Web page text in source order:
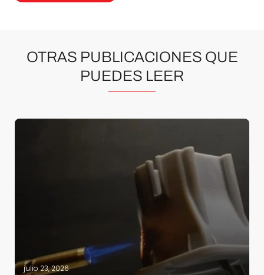
OTRAS PUBLICACIONES QUE
PUEDES LEER
julio 23, 2026